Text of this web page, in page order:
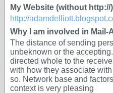
My Website (without http://
http://
Why I am involved in Mail-
The distance of sending
unbeknown or the
directed whole to the
with how they associate
so. Network base and
context is very pleasing